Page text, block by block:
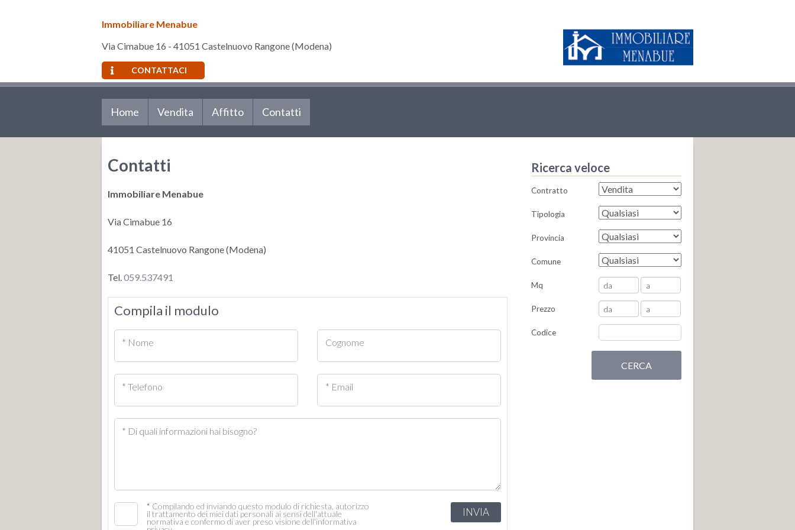
Immobiliare Menabue
Via Cimabue 16 - 41051 Castelnuovo Rangone (Modena)
CONTATTACI
Home Vendita Affitto Contatti
Contatti
Immobiliare Menabue
Via Cimabue 16
41051 Castelnuovo Rangone (Modena)
Tel.059.537491
Compila il modulo
* Nome Cognome
* Telefono * Email
* Di quali informazioni hai bisogno?
* Compilando ed inviando questo modulo di richiesta, autorizzo
il trattamento dei miei dati personali ai sensi dell'attuale
normativa e confermo di aver preso visione dell'informativa
INVIA
Ricerca veloce
Contratto
Tipologia
Provincia
Comune
Mq
Prezzo
Codice
CERCA